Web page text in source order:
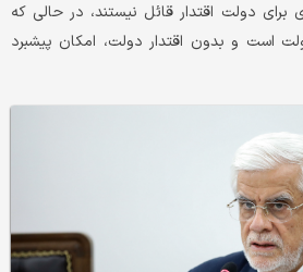
دولت اقتدار قائل نیستند، در حالی که
است و بدون اقتدار دولت، امکان پیشبرد